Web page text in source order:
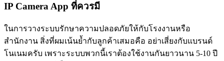
IP Camera App ที่ควรมี
ในการวางระบบรักษาความปลอดภัยให้กับโรงงานหรือ
สำนักงาน สิ่งที่ผมเน้นย้ำกับลูกค้าเสมอคือ อย่าเสี่ยงกับแบรนด์
โนเนมครับ เพราะระบบพวกนี้เราต้องใช้งานกันยาวนาน 5-10 ปี